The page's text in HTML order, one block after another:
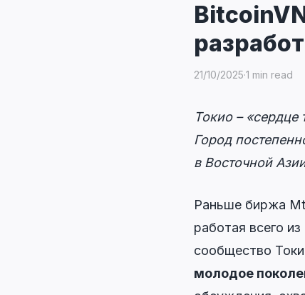
21/10/2025·1 min read
Токио –
Город
в Восточной
Раньше биржа
работая всего
сообщество
молодое